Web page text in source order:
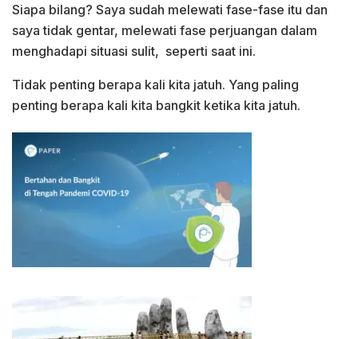
Siapa bilang? Saya sudah melewati fase-fase itu dan
saya tidak gentar, melewati fase perjuangan dalam
menghadapi situasi sulit, seperti saat ini.
Tidak penting berapa kali kita jatuh. Yang paling
penting berapa kali kita bangkit ketika kita jatuh.